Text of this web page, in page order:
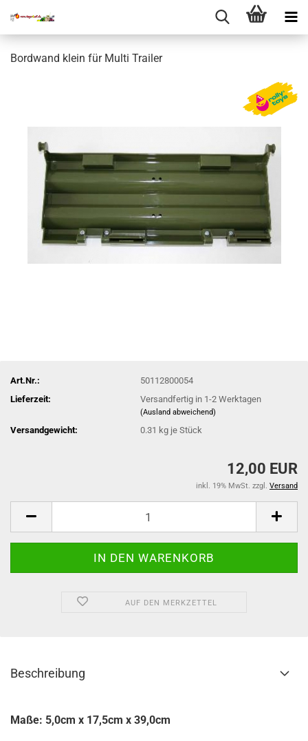
Bordwand klein für Multi Trailer
Art.Nr.:
50112800054
Lieferzeit:
Versandfertig in 1-2 Werktagen
(Ausland abweichend)
Versandgewicht: 0.31 kg je Stück
12,00 EUR
inkl. 19% MwSt. zzgl. Versand
AUF DEN MERKZETTEL
Beschreibung
Maße: 5,0cm x 17,5cm x 39,0cm